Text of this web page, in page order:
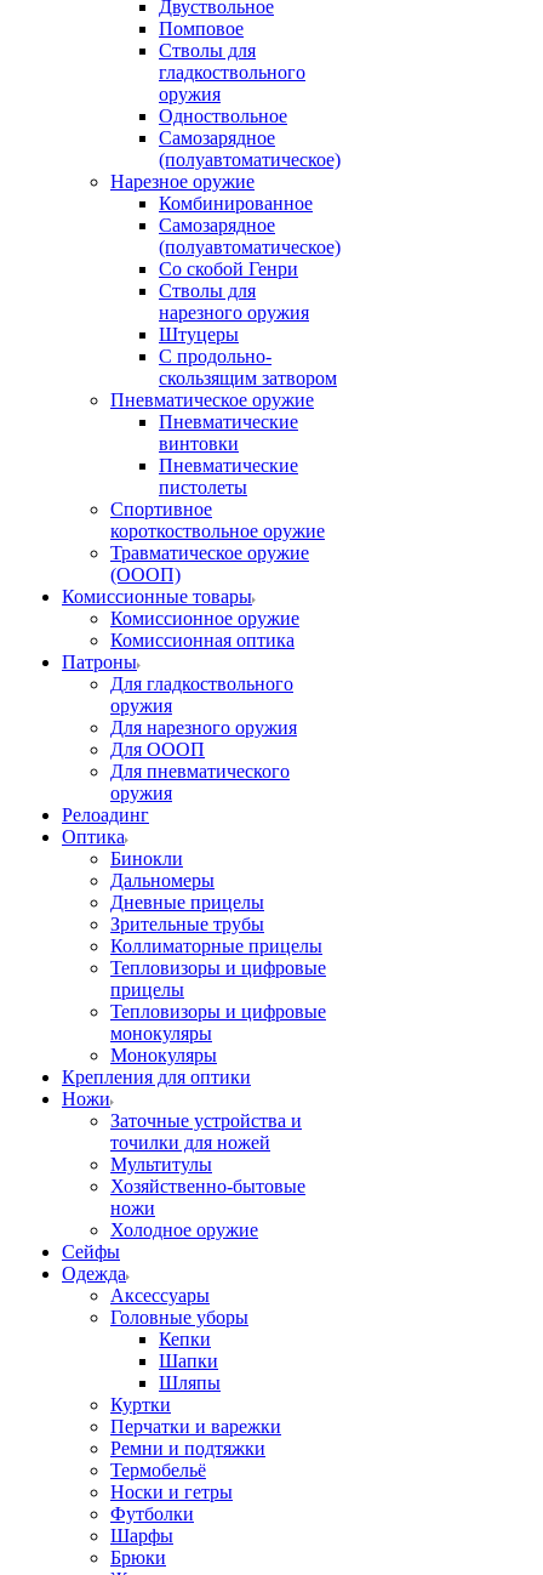
Двуствольное
Помповое
Стволы для
гладкоствольного
оружия
Одноствольное
Самозарядное
(полуавтоматическое)
Нарезное оружие
Комбинированное
Самозарядное
(полуавтоматическое)
Со скобой Генри
Стволы для
нарезного оружия
Штуцеры
С продольно-
скользящим затвором
Пневматическое оружие
Пневматические
винтовки
Пневматические
пистолеты
Спортивное
короткоствольное оружие
Травматическое оружие
(ОООП)
Комиссионные товары
Комиссионное оружие
Комиссионная оптика
Патроны
Для гладкоствольного
оружия
Для нарезного оружия
Для ОООП
Для пневматического
оружия
Релоадинг
Оптика
Бинокли
Дальномеры
Дневные прицелы
Зрительные трубы
Коллиматорные прицелы
Тепловизоры и цифровые
прицелы
Тепловизоры и цифровые
монокуляры
Монокуляры
Крепления для оптики
Ножи
Заточные устройства и
точилки для ножей
Мультитулы
Хозяйственно-бытовые
ножи
Холодное оружие
Сейфы
Одежда
Аксессуары
Головные уборы
Кепки
Шапки
Шляпы
Куртки
Перчатки и варежки
Ремни и подтяжки
Термобельё
Носки и гетры
Футболки
Шарфы
Брюки